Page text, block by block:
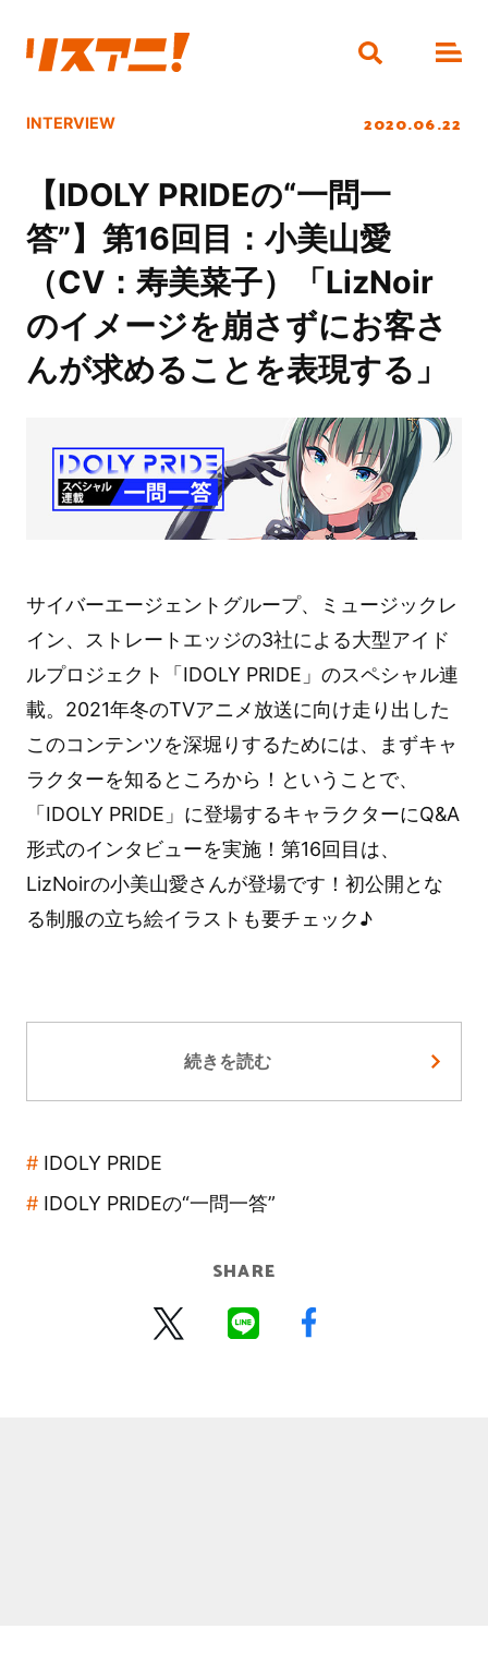
INTERVIEW 2020.06.22
【IDOLY PRIDEの“一問一
答”】第16回目：小美山愛
（CV：寿美菜子）「LizNoir
のイメージを崩さずにお客さ
んが求めることを表現する」
サイバーエージェントグループ、ミュージックレ
イン、ストレートエッジの3社による大型アイド
ルプロジェクト「IDOLY PRIDE」のスペシャル連
載。2021年冬のTVアニメ放送に向け走り出した
このコンテンツを深堀りするためには、まずキャ
ラクターを知るところから！ということで、
「IDOLY PRIDE」に登場するキャラクターにQ&A
形式のインタビューを実施！第16回目は、
LizNoirの小美山愛さんが登場です！初公開とな
る制服の立ち絵イラストも要チェック♪
続きを読む
IDOLY PRIDE
IDOLY PRIDEの“一問一答”
SHARE